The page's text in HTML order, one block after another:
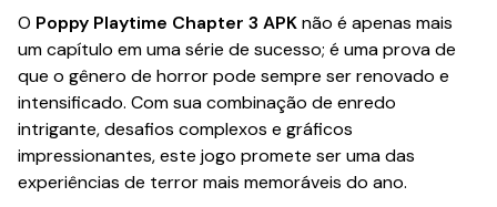
O Poppy Playtime Chapter 3 APKnão é apenas mais
um capítulo em uma série de sucesso; é uma prova de
que o gênero de horror pode sempre ser renovado e
intensificado. Com sua combinação de enredo
intrigante, desafios complexos e gráficos
impressionantes, este jogo promete ser uma das
experiências de terror mais memoráveis do ano.